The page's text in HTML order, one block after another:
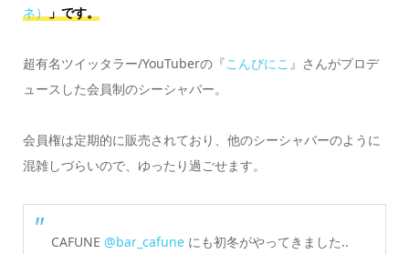
ネ）
」です。
超有名ツイッタラー/YouTuberの『こんびにこ 』さんがプロデ
ュースした会員制のシーシャバー。
会員権は定期的に販売されており、他のシーシャバーのように
混雑しづらいので、ゆったり過ごせます。
CAFUNE @bar_cafuneにも初冬がやってきました..